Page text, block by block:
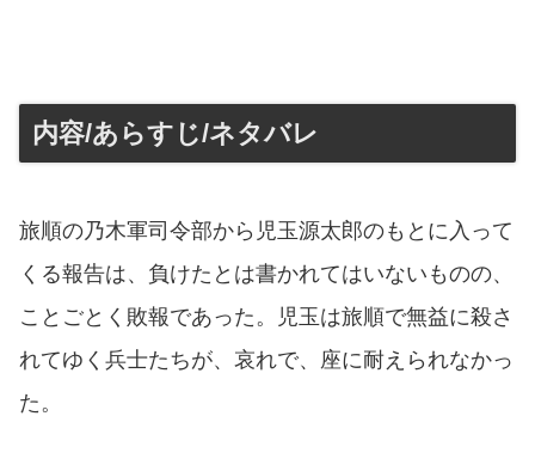
内容/あらすじ/ネタバレ
旅順の乃木軍司令部から児玉源太郎のもとに入って
くる報告は、負けたとは書かれてはいないものの、
ことごとく敗報であった。児玉は旅順で無益に殺さ
れてゆく兵士たちが、哀れで、座に耐えられなかっ
た。